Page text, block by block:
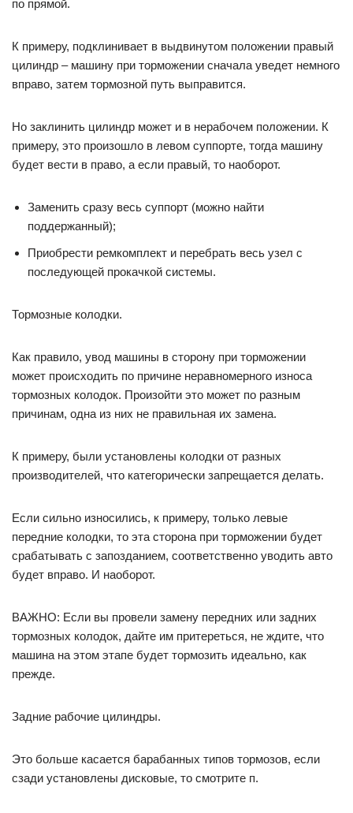
по прямой.
К примеру, подклинивает в выдвинутом положении правый
цилиндр – машину при торможении сначала уведет немного
вправо, затем тормозной путь выправится.
Но заклинить цилиндр может и в нерабочем положении. К
примеру, это произошло в левом суппорте, тогда машину
будет вести в право, а если правый, то наоборот.
Заменить сразу весь суппорт (можно найти
поддержанный);
Приобрести ремкомплект и перебрать весь узел с
последующей прокачкой системы.
Тормозные колодки.
Как правило, увод машины в сторону при торможении
может происходить по причине неравномерного износа
тормозных колодок. Произойти это может по разным
причинам, одна из них не правильная их замена.
К примеру, были установлены колодки от разных
производителей, что категорически запрещается делать.
Если сильно износились, к примеру, только левые
передние колодки, то эта сторона при торможении будет
срабатывать с запозданием, соответственно уводить авто
будет вправо. И наоборот.
ВАЖНО: Если вы провели замену передних или задних
тормозных колодок, дайте им притереться, не ждите, что
машина на этом этапе будет тормозить идеально, как
прежде.
Задние рабочие цилиндры.
Это больше касается барабанных типов тормозов, если
сзади установлены дисковые, то смотрите п.